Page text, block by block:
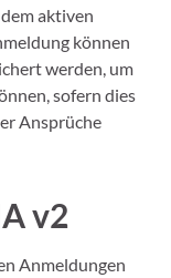
aktiven
können
werden, um
sofern dies
Ansprüche
v2
Anmeldungen